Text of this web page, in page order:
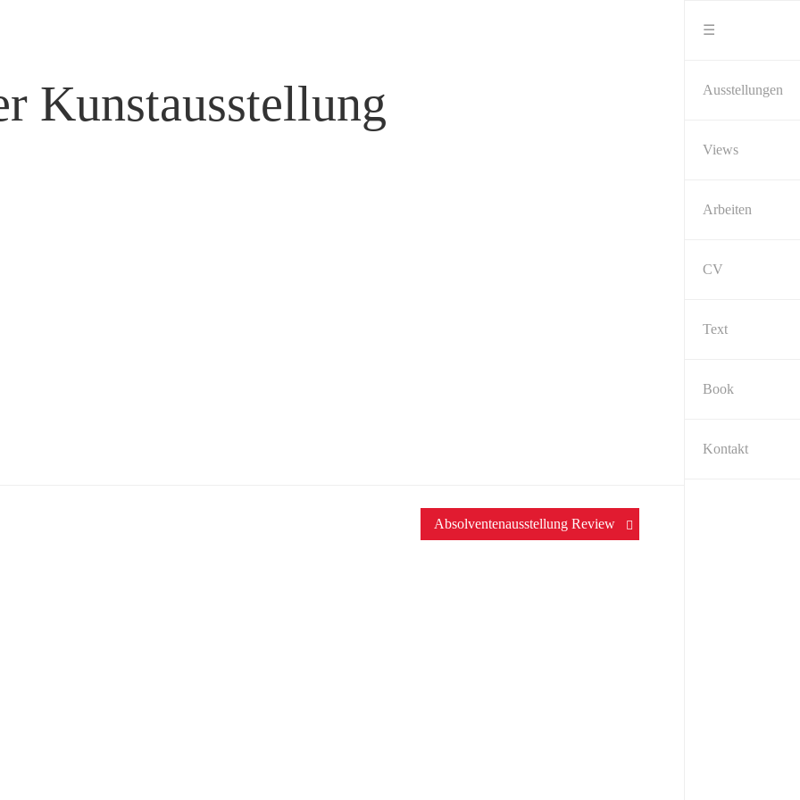
content
☰
Ausstellungen
Views
Arbeiten
CV
Text
Book
Kontakt
Kunstausstellung
Absolventenausstellung Review